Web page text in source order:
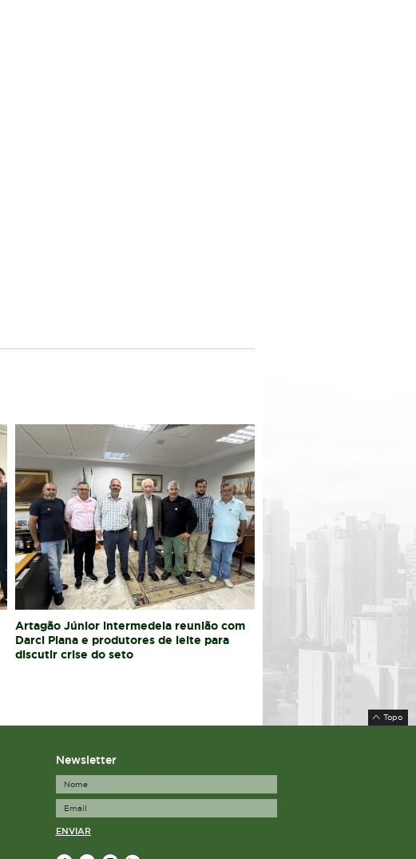
Artagão Júnior intermedeia reunião com
Darci Piana e produtores de leite para
discutir crise do seto
Topo
Newsletter
ENVIAR